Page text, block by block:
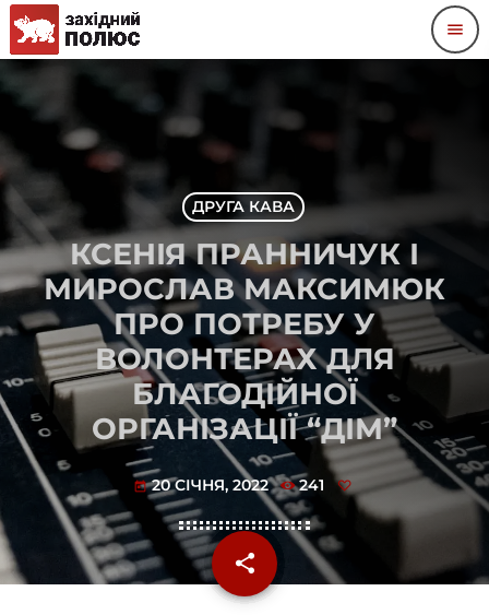
menu
ДРУГА КАВА
КСЕНІЯ ПРАННИЧУК І
МИРОСЛАВ МАКСИМЮК
ПРО ПОТРЕБУ У
ВОЛОНТЕРАХ ДЛЯ
БЛАГОДІЙНОЇ
ОРГАНІЗАЦІЇ “ДІМ”
today 20 СІЧНЯ, 2022 241
share
email